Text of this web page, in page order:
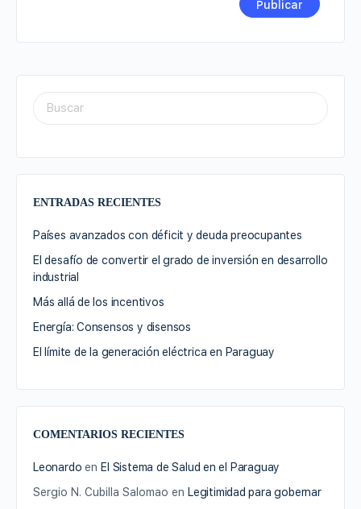
ENTRADAS RECIENTES
Países avanzados con déficit y deuda preocupantes
El desafío de convertir el grado de inversión en desarrollo
industrial
Más allá de los incentivos
Energía: Consensos y disensos
El límite de la generación eléctrica en Paraguay
COMENTARIOS RECIENTES
Leonardo enEl Sistema de Salud en el Paraguay
Sergio N. Cubilla Salomao en Legitimidad para gobernar